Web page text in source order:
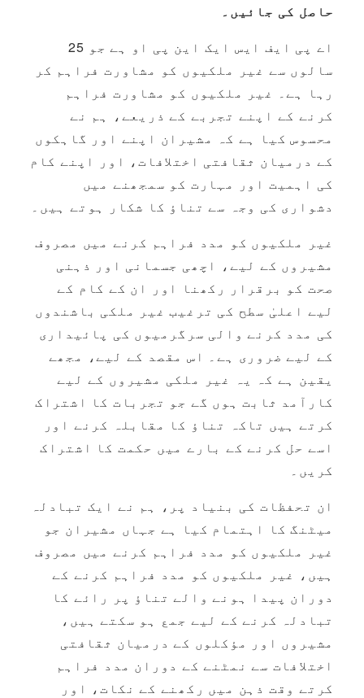
حاصل کی جائیں۔
اے پی ایف ایس ایک این پی او ہے جو 25
سالوں سے غیر ملکیوں کو مشاورت فراہم کر
رہا ہے۔ غیر ملکیوں کو مشاورت فراہم
کرنے کے اپنے تجربے کے ذریعے، ہم نے
محسوس کیا ہے کہ مشیران اپنے اور گاہکوں
کے درمیان ثقافتی اختلافات، اور اپنے کام
کی اہمیت اور مہارت کو سمجھنے میں
دشواری کی وجہ سے تناؤ کا شکار ہوتے ہیں۔
غیر ملکیوں کو مدد فراہم کرنے میں مصروف
مشیروں کے لیے، اچھی جسمانی اور ذہنی
صحت کو برقرار رکھنا اور ان کے کام کے
لیے اعلیٰ سطح کی ترغیب غیر ملکی باشندوں
کی مدد کرنے والی سرگرمیوں کی پائیداری
کے لیے ضروری ہے۔ اس مقصد کے لیے، مجھے
یقین ہے کہ یہ غیر ملکی مشیروں کے لیے
کارآمد ثابت ہوں گے جو تجربات کا اشتراک
کرتے ہیں تاکہ تناؤ کا مقابلہ کرنے اور
اسے حل کرنے کے بارے میں حکمت کا اشتراک
کریں۔
ان تحفظات کی بنیاد پر، ہم نے ایک تبادلہ
میٹنگ کا اہتمام کیا ہے جہاں مشیران جو
غیر ملکیوں کو مدد فراہم کرنے میں مصروف
ہیں، غیر ملکیوں کو مدد فراہم کرنے کے
دوران پیدا ہونے والے تناؤ پر رائے کا
تبادلہ کرنے کے لیے جمع ہو سکتے ہیں،
مشیروں اور مؤکلوں کے درمیان ثقافتی
اختلافات سے نمٹنے کے دوران مدد فراہم
کرتے وقت ذہن میں رکھنے کے نکات، اور